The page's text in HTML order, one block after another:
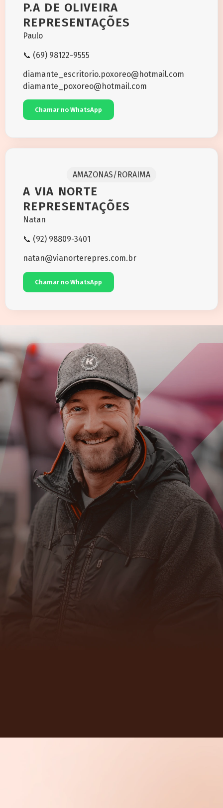
P.A DE OLIVEIRA
REPRESENTAÇÕES
Paulo
📞 (69) 98122-9555
diamante_escritorio.poxoreo@hotmail.com
diamante_poxoreo@hotmail.com
Chamar no WhatsApp
AMAZONAS/RORAIMA
A VIA NORTE
REPRESENTAÇÕES
Natan
📞 (92) 98809-3401
natan@vianorterepres.com.br
Chamar no WhatsApp
KAUAI TRUCK
Tradição e inovação no
mercado de Caminhões.